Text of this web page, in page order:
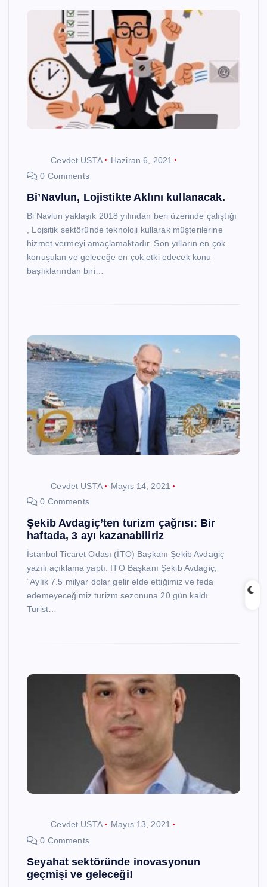
Cevdet USTA
Haziran 6, 2021
0 Comments
Bi’Navlun, Lojistikte Aklını kullanacak.
Bi’Navlun yaklaşık 2018 yılından beri üzerinde çalıştığı
, Lojsitik sektöründe teknoloji kullarak müşterilerine
hizmet vermeyi amaçlamaktadır. Son yılların en çok
konuşulan ve geleceğe en çok etki edecek konu
başlıklarından biri…
Cevdet USTA
Mayıs 14, 2021
0 Comments
Şekib Avdagiç’ten turizm çağrısı: Bir
haftada, 3 ayı kazanabiliriz
İstanbul Ticaret Odası (İTO) Başkanı Şekib Avdagiç
yazılı açıklama yaptı. İTO Başkanı Şekib Avdagiç,
“Aylık 7.5 milyar dolar gelir elde ettiğimiz ve feda
edemeyeceğimiz turizm sezonuna 20 gün kaldı.
Turist…
Cevdet USTA
Mayıs 13, 2021
0 Comments
Seyahat sektöründe inovasyonun
geçmişi ve geleceği!